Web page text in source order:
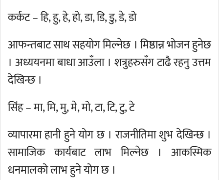
कर्कट – हि, हु, हे, हो, डा, डि, डु, डे, डो
आफन्तबाट साथ सहयोग मिल्नेछ । मिष्ठान्न भोजन हुनेछ
। अध्ययनमा बाधा आउँला । शत्रुहरुसँग टाढै रहनु उत्तम
देखिन्छ ।
सिंह – मा, मि, मु, मे, मो, टा, टि, टु, टे
व्यापारमा हानी हुने योग छ । राजनीतिमा शुभ देखिन्छ ।
सामाजिक कार्यबाट लाभ मिल्नेछ । आकस्मिक
धनमालको लाभ हुने योग छ ।